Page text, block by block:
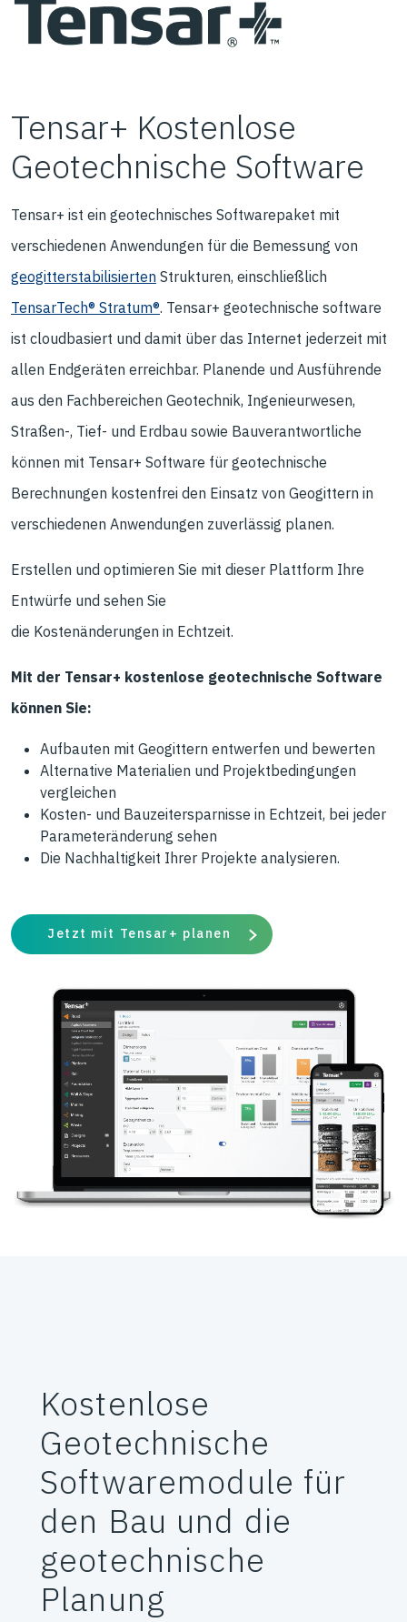
Tensar+ Kostenlose
Geotechnische Software
Tensar+ ist ein geotechnisches Softwarepaket mit
verschiedenen Anwendungen für die Bemessung von
geogitterstabilisierten Strukturen, einschließlich
TensarTech® Stratum®. Tensar+ geotechnische software
ist cloudbasiert und damit über das Internet jederzeit mit
allen Endgeräten erreichbar. Planende und Ausführende
aus den Fachbereichen Geotechnik, Ingenieurwesen,
Straßen-, Tief- und Erdbau sowie Bauverantwortliche
können mit Tensar+ Software für geotechnische
Berechnungen kostenfrei den Einsatz von Geogittern in
verschiedenen Anwendungen zuverlässig planen.
Erstellen und optimieren Sie mit dieser Plattform Ihre
Entwürfe und sehen Sie
die Kostenänderungen in Echtzeit.
Mit der Tensar+ kostenlose geotechnische Software
können Sie:
Aufbauten mit Geogittern entwerfen und bewerten
Alternative Materialien und Projektbedingungen
vergleichen
Kosten- und Bauzeitersparnisse in Echtzeit, bei jeder
Parameteränderung sehen
Die Nachhaltigkeit Ihrer Projekte analysieren.
Jetzt mit Tensar+ planen
Kostenlose
Geotechnische
Softwaremodule für
den Bau und die
geotechnische
Planung